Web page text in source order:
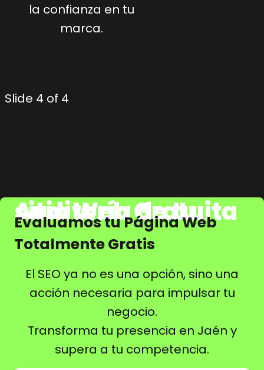
la confianza en tu
marca.
Slide 4 of 4
Auditoría de tu sitio Web Gratuita
Evaluamos tu Página Web
Totalmente Gratis
El SEO ya no es una opción, sino una
acción necesaria para impulsar tu
negocio.
Transforma tu presencia en Jaén y
supera a tu competencia.